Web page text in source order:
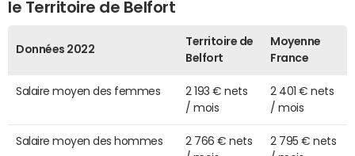
le Territoire de Belfort
Données 2022
Territoire de
Belfort
Moyenne
France
Salaire moyen des femmes
2 193 € nets
/ mois
2 401 € nets
/ mois
Salaire moyen des hommes
2 766 € nets
2 795 € nets